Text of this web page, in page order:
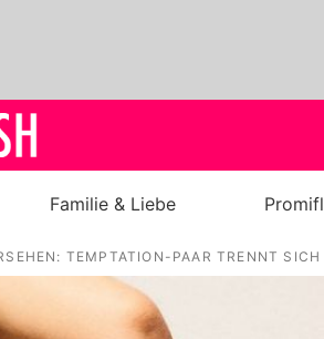
Familie & Liebe
TEMPTATION-PAAR TRENNT